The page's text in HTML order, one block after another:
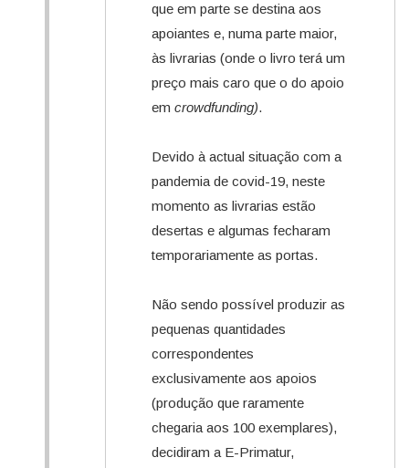
que em parte se destina aos
apoiantes e, numa parte maior,
às livrarias (onde o livro terá um
preço mais caro que o do apoio
em crowdfunding).
Devido à actual situação com a
pandemia de covid-19, neste
momento as livrarias estão
desertas e algumas fecharam
temporariamente as portas.
Não sendo possível produzir as
pequenas quantidades
correspondentes
exclusivamente aos apoios
(produção que raramente
chegaria aos 100 exemplares),
decidiram a E-Primatur,